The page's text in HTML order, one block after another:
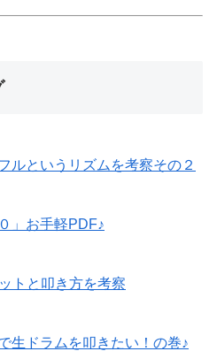
ルというリズムを考察その２
」お手軽PDF♪
トと叩き方を考察
生ドラムを叩きたい！の巻♪